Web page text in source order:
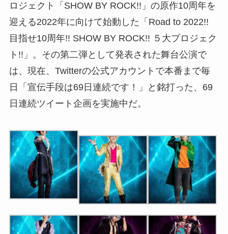
ロジェクト「SHOW BY ROCK!!」の原作10周年を
迎える2022年に向けて始動した「Road to 2022!!
目指せ10周年!! SHOW BY ROCK!! ５大プロジェク
ト!!」。その第二弾として発表された舞台公演で
は、現在、Twitterの公式アカウントで本番まで毎
日「宣伝手段は69日連続です！」と銘打った、69
日連続ツイート企画を実施中だ。